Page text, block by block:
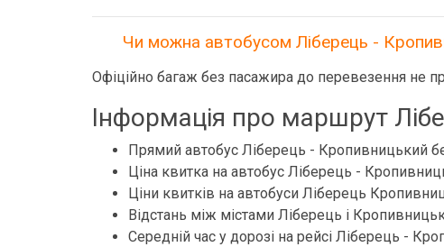
Чи можна автобусом Ліберець -
Офіційно багаж без пасажира до перевезення не
Інформація про маршрут
Прямий автобус Ліберець - Кропивницький
Ціна квитка на автобус Ліберець -
Ціни квитків на автобуси Ліберець
Відстань між містами Ліберець і
Середній час у дорозі на рейсі Ліберець -